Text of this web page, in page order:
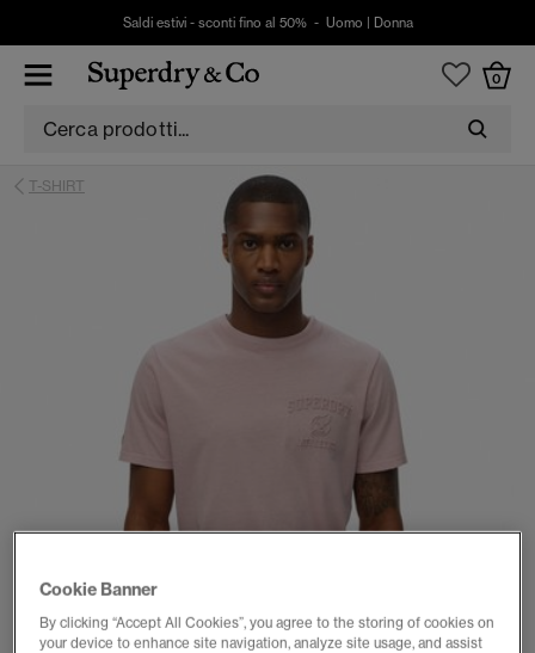
Saldi estivi - sconti fino al 50% - Uomo Donna
0
T-SHIRT
Cookie Banner
By clicking “Accept All Cookies”, you agree to the storing of cookies on
your device to enhance site navigation, analyze site usage, and assist